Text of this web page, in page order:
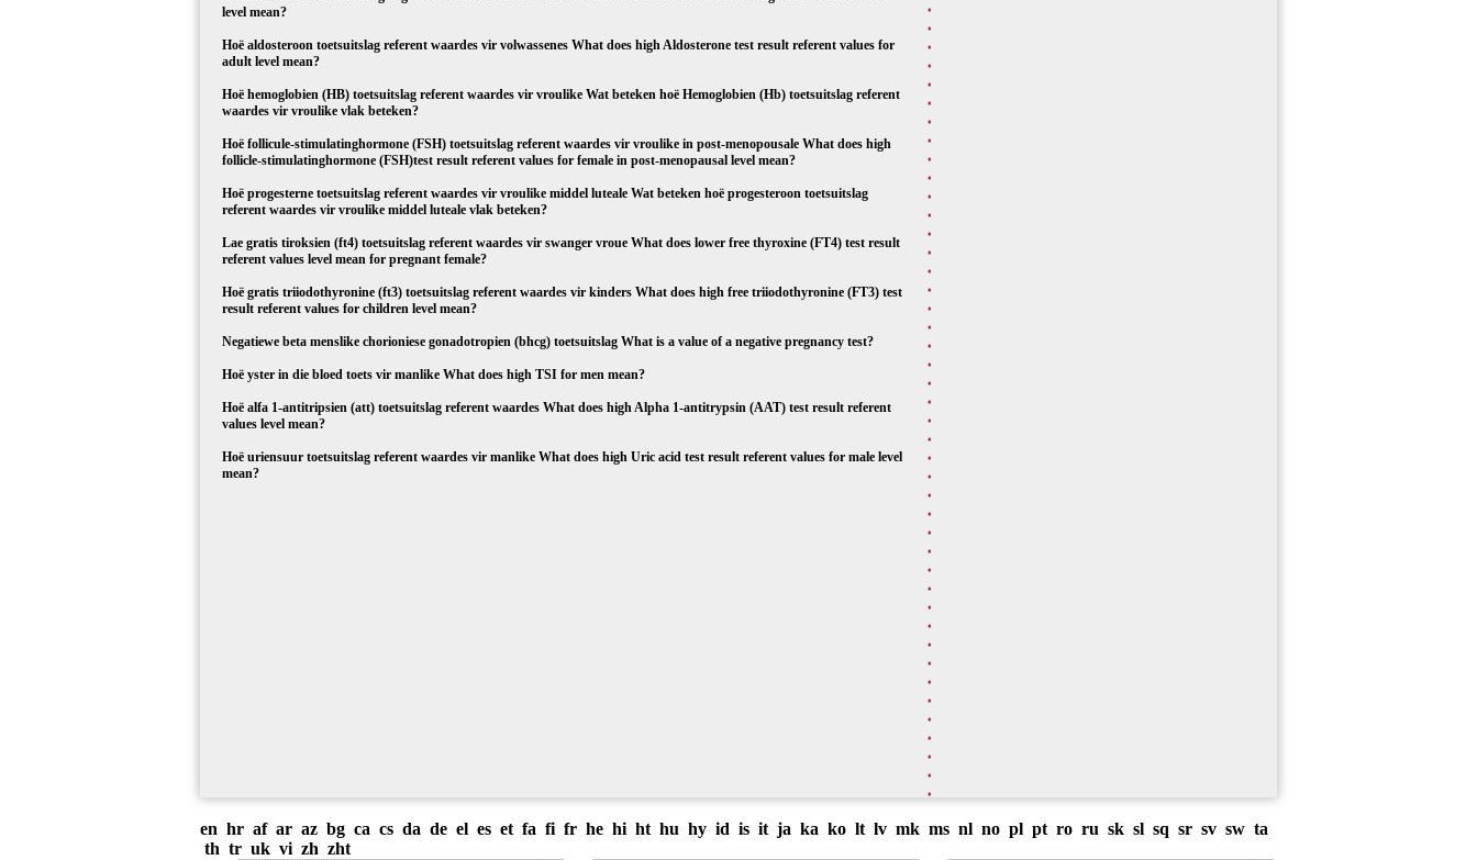
level mean?
Hoë aldosteroon toetsuitslag referent waardes vir volwassenes What does high Aldosterone test result referent values for
adult level mean?
Hoë hemoglobien (HB) toetsuitslag referent waardes vir vroulike Wat beteken hoë Hemoglobien (Hb) toetsuitslag referent
waardes vir vroulike vlak beteken?
Hoë follicule-stimulatinghormone (FSH) toetsuitslag referent waardes vir vroulike in post-menopousale What does high
follicle-stimulatinghormone (FSH)test result referent values for female in post-menopausal level mean?
Hoë progesterne toetsuitslag referent waardes vir vroulike middel luteale Wat beteken hoë progesteroon toetsuitslag
referent waardes vir vroulike middel luteale vlak beteken?
Lae gratis tiroksien (ft4) toetsuitslag referent waardes vir swanger vroue What does lower free thyroxine (FT4) test result
referent values level mean for pregnant female?
Hoë gratis triiodothyronine (ft3) toetsuitslag referent waardes vir kinders What does high free triiodothyronine (FT3) test
result referent values for children level mean?
Negatiewe beta menslike chorioniese gonadotropien (bhcg) toetsuitslag What is a value of a negative pregnancy test?
Hoë yster in die bloed toets vir manlike What does high TSI for men mean?
Hoë alfa 1-antitripsien (att) toetsuitslag referent waardes What does high Alpha 1-antitrypsin (AAT) test result referent
values level mean?
Hoë uriensuur toetsuitslag referent waardes vir manlike What does high Uric acid test result referent values for male level
mean?
en hr af ar az bg ca cs da de el es et fa fi fr he hi ht hu hy id is it ja ka ko lt lv mk ms nl no pl pt ro ru sk sl sq sr sv sw ta
th tr uk vi zh zht